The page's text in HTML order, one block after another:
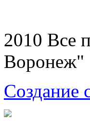
2010 Все
Воронеж"
Создание